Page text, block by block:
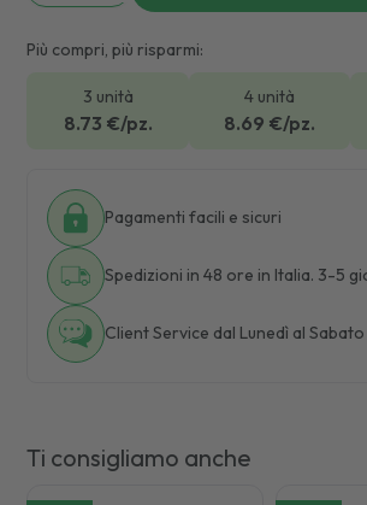
Più compri, più risparmi:
3 unità
8.73 €/pz.
4 unità
8.69 €/pz.
Pagamenti facili e sicuri
Spedizioni in 48 ore in Italia. 3-5
Client Service dal Lunedì al Sabato
Ti consigliamo anche